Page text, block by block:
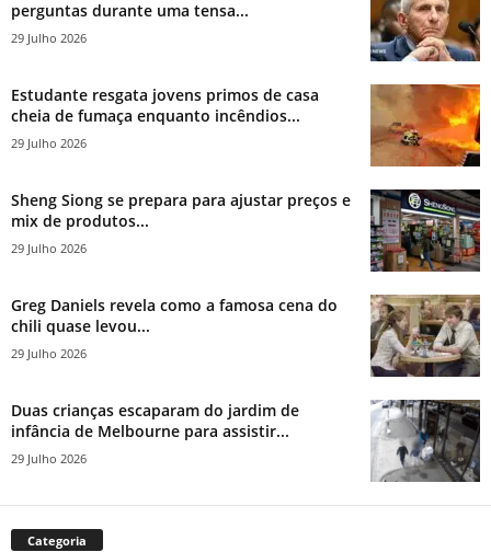
perguntas durante uma tensa...
29 Julho 2026
Estudante resgata jovens primos de casa
cheia de fumaça enquanto incêndios...
29 Julho 2026
Sheng Siong se prepara para ajustar preços e
mix de produtos...
29 Julho 2026
Greg Daniels revela como a famosa cena do
chili quase levou...
29 Julho 2026
Duas crianças escaparam do jardim de
infância de Melbourne para assistir...
29 Julho 2026
Categoria